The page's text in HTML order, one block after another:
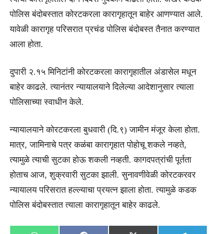
पोलिस बंदोबस्तात कोरटकरला कारागृहातून बाहेर आणण्यात आले.
यावेळी कारागृह परिसरात प्रचंड पोलिस बंदोबस्त तैनात करण्यात
आला होता.
दुपारी २.१५ मिनिटांनी कोरटकरला कारागृहातील अंडासेल मधून
बाहेर काढले. त्यानंतर न्यायालयाने दिलेल्या आदेशानुसार त्याला
पोलिसाच्या स्वाधीन केले.
न्यायालयाने कोरटकरला बुधवारी (दि.९) जामीन मंजूर केला होता.
मात्र, जामिनाचे पत्र कळंबा कारागृहात पोहोचू शकले नव्हते,
त्यामुळे त्याची सुटका होऊ शकली नव्हती. कागदपत्रांची पूर्तता
होताच आज, शुक्रवारी सुटका झाली. सुनावणीवेळी कोरटकरवर
न्यायालय परिसरात हल्ल्याचा प्रयत्न झाला होता. त्यामुळे कडक
पोलिस बंदोबस्तात त्याला कारागृहातून बाहेर काढले.